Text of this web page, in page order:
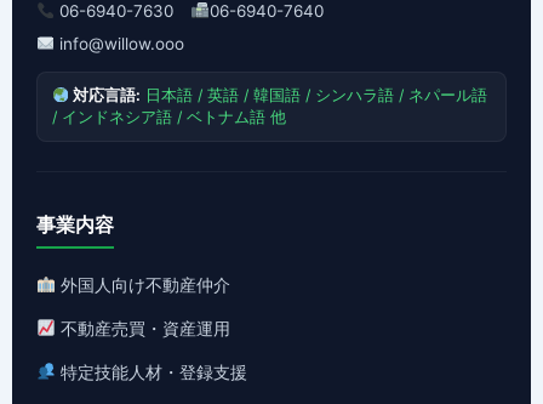
06-6940-7630
06-6940-7640
info@willow.ooo
対応言語: 日本語 / 英語 / 韓国語 / シンハラ語 / ネパール語
/ インドネシア語 / ベトナム語 他
事業内容
外国人向け不動産仲介
不動産売買・資産運用
特定技能人材・登録支援